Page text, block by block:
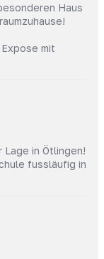
Haus
mit
in Ötlingen!
fussläufig in